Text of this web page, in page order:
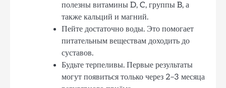
полезны витамины D, C, группы B, а
также кальций и магний.
Пейте достаточно воды. Это помогает
питательным веществам доходить до
суставов.
Будьте терпеливы. Первые результаты
могут появиться только через 2–3 месяца